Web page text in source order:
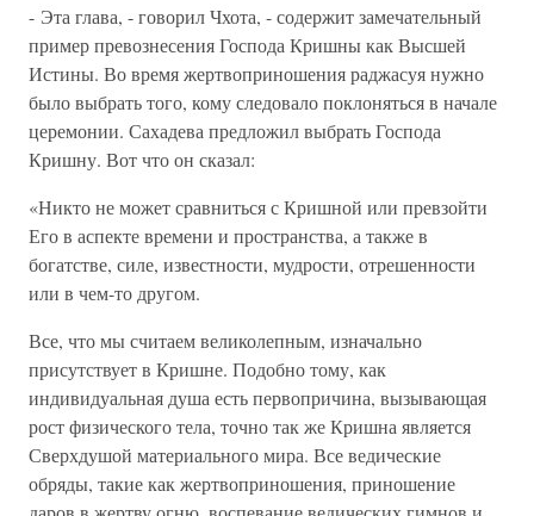
- Эта глава, - говорил Чхота, - содержит замечательный
пример превознесения Господа Кришны как Высшей
Истины. Во время жертвоприношения раджасуя нужно
было выбрать того, кому следовало поклоняться в начале
церемонии. Сахадева предложил выбрать Господа
Кришну. Вот что он сказал:
«Никто не может сравниться с Кришной или превзойти
Его в аспекте времени и пространства, а также в
богатстве, силе, известности, мудрости, отрешенности
или в чем-то другом.
Все, что мы считаем великолепным, изначально
присутствует в Кришне. Подобно тому, как
индивидуальная душа есть первопричина, вызывающая
рост физического тела, точно так же Кришна является
Сверхдушой материального мира. Все ведические
обряды, такие как жертвоприношения, приношение